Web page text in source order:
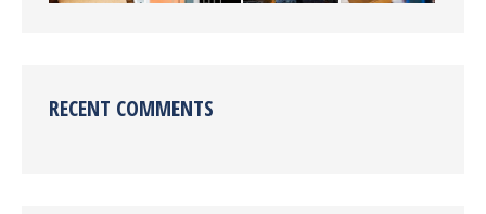
RECENT COMMENTS